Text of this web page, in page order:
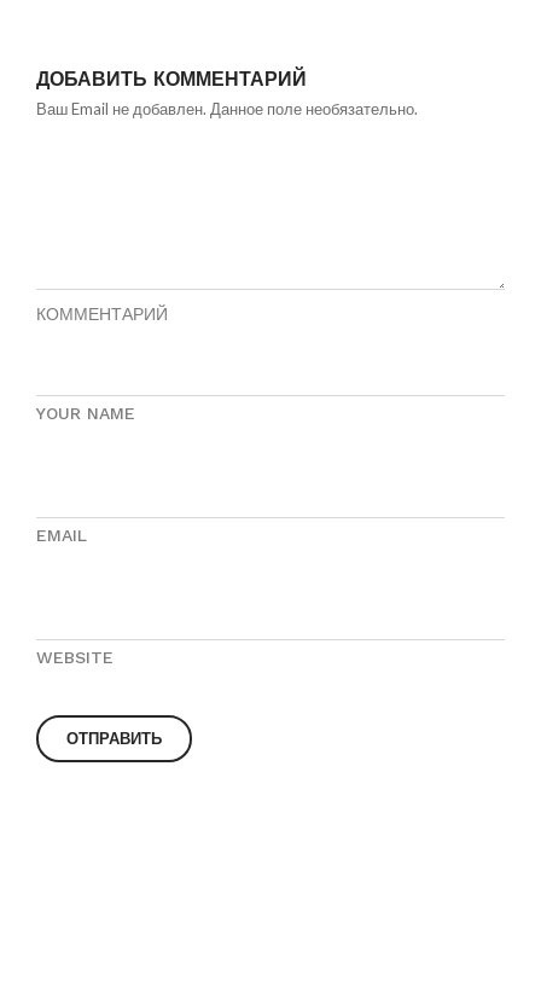
ДОБАВИТЬ КОММЕНТАРИЙ
Ваш Email не добавлен. Данное поле необязательно.
КОММЕНТАРИЙ
YOUR NAME
EMAIL
WEBSITE